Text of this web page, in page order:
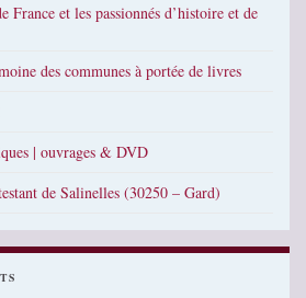
France et les passionnés d’histoire et de
des communes à portée de livres
| ouvrages & DVD
de Salinelles (30250 – Gard)